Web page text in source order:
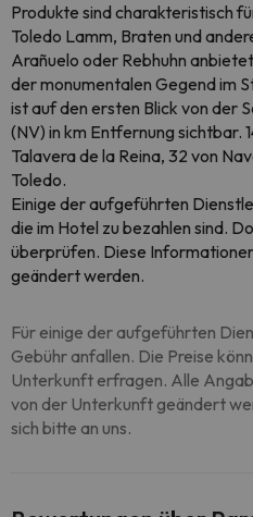
Produkte sind charakteristisch
Toledo Lamm, Braten und
Arañuelo oder Rebhuhn
der monumentalen Gegend im
ist auf den ersten Blick von der
(NV) in km Entfernung sichtbar.
Talavera de la Reina, 32 von
Toledo.
Einige der aufgeführten
die im Hotel zu bezahlen sind.
überprüfen. Diese
geändert werden.
Für einige der aufgeführten
Gebühr anfallen. Die Preise
Unterkunft erfragen. Alle
von der Unterkunft geändert
sich bitte an uns.